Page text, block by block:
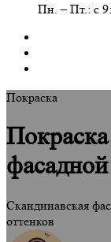
Пн. – Пт.: с
Покраска
Скандинавская
оттенков